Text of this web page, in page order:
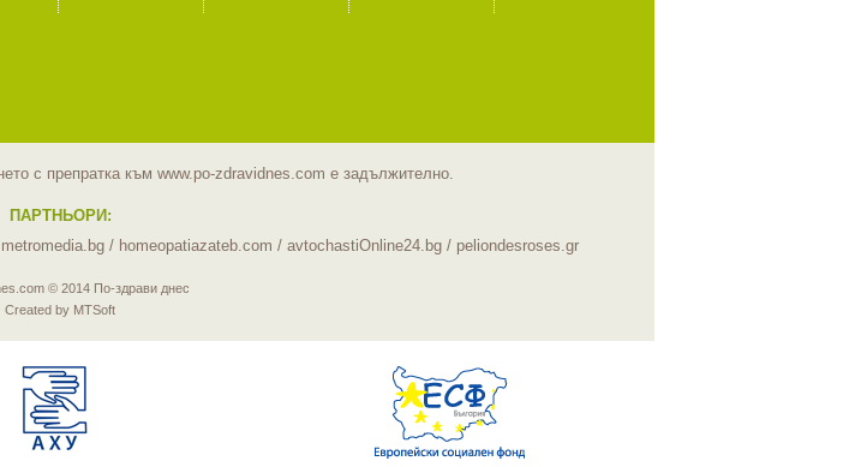
с препратка към www.po-zdravidnes.com е задължително.
ПАРТНЬОРИ:
metromedia.bg/ homeopatiazateb.com / avtochastiOnline24.bg/ peliondesroses.gr
© 2014 По-здрави днес
Created by MTSoft